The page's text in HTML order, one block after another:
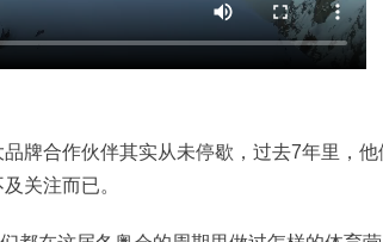
牌合作伙伴其实从未停歇，过去7年里，他
关注而已。